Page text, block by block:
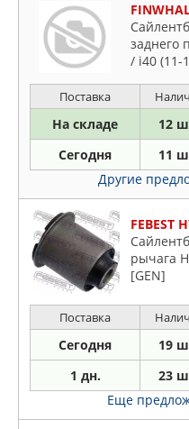
заднего
/ i40 (11-1
Поставка
На складе 12
Сегодня 11
Другие
FEBEST
рычага
[GEN]
Поставка
Сегодня 19
1 дн. 23
Еще